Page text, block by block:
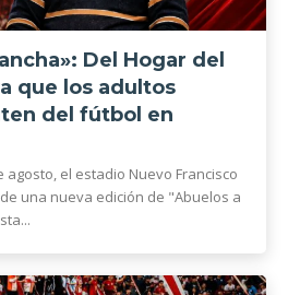
Del Hogar del
que los adultos
del fútbol en
agosto, el estadio Nuevo Francisco
una nueva edición de "Abuelos a